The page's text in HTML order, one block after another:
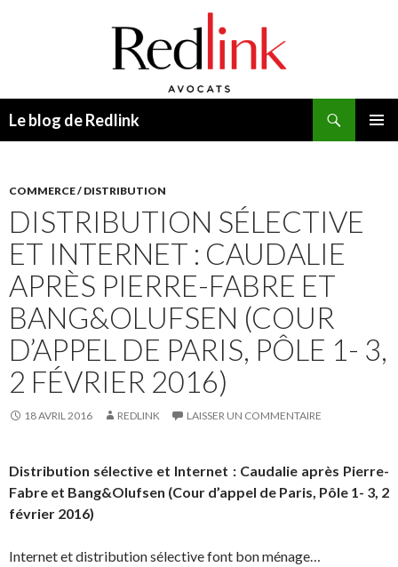
Le blog de Redlink
COMMERCE / DISTRIBUTION
DISTRIBUTION SÉLECTIVE
ET INTERNET : CAUDALIE
APRÈS PIERRE-FABRE ET
BANG&OLUFSEN (COUR
D’APPEL DE PARIS, PÔLE 1- 3,
2 FÉVRIER 2016)
18 AVRIL 2016 REDLINK LAISSER UN COMMENTAIRE
Distribution sélective et Internet : Caudalie après Pierre-
Fabre et Bang&Olufsen (Cour d’appel de Paris, Pôle 1- 3, 2
février 2016)
Internet et distribution sélective font bon ménage…